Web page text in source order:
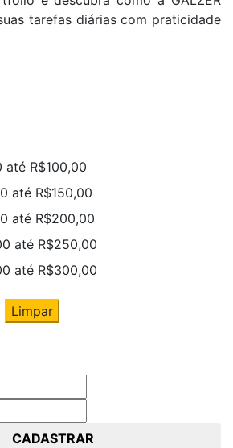
tarefas diárias com praticidade
até R$100,00
até R$150,00
até R$200,00
até R$250,00
até R$300,00
Limpar
CADASTRAR